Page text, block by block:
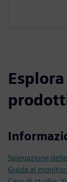
Spiegazione
Guida al